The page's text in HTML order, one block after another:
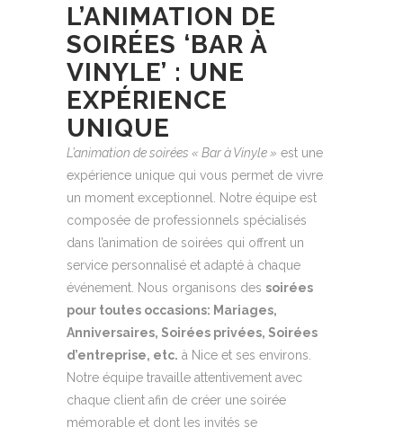
L’ANIMATION DE
SOIRÉES ‘BAR À
VINYLE’ : UNE
EXPÉRIENCE
UNIQUE
L’animation de soirées « Bar à Vinyle » est une
expérience unique qui vous permet de vivre
un moment exceptionnel. Notre équipe est
composée de professionnels spécialisés
dans l’animation de soirées qui offrent un
service personnalisé et adapté à chaque
événement. Nous organisons des soirées
pour toutes occasions: Mariages,
Anniversaires, Soirées privées, Soirées
d’entreprise, etc. à Nice et ses environs.
Notre équipe travaille attentivement avec
chaque client afin de créer une soirée
mémorable et dont les invités se